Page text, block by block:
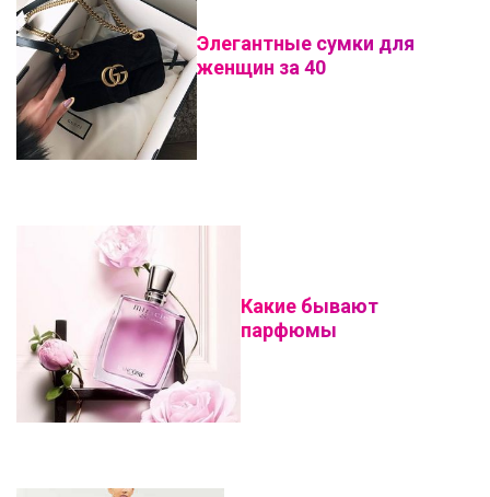
Элегантные сумки для
женщин за 40
Какие бывают
парфюмы